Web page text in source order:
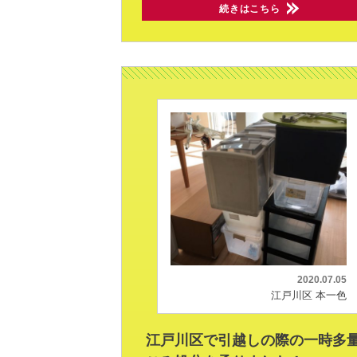
続きはこちら
2020.07.05
江戸川区 本一色
江戸川区で引越しの際の一時多